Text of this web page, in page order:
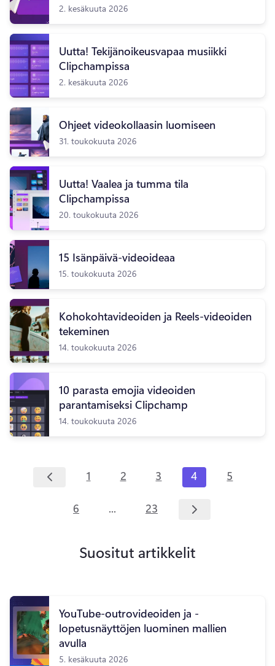
2. kesäkuuta 2026
Uutta! Tekijänoikeusvapaa musiikki
Clipchampissa
2. kesäkuuta 2026
Ohjeet videokollaasin luomiseen
31. toukokuuta 2026
Uutta! Vaalea ja tumma tila
Clipchampissa
20. toukokuuta 2026
15 Isänpäivä-videoideaa
15. toukokuuta 2026
Kohokohtavideoiden ja Reels-videoiden
tekeminen
14. toukokuuta 2026
10 parasta emojia videoiden
parantamiseksi Clipchamp
14. toukokuuta 2026
1 2 3 4 5
6 ... 23
Suositut artikkelit
YouTube-outrovideoiden ja -
lopetusnäyttöjen luominen mallien
avulla
5. kesäkuuta 2026